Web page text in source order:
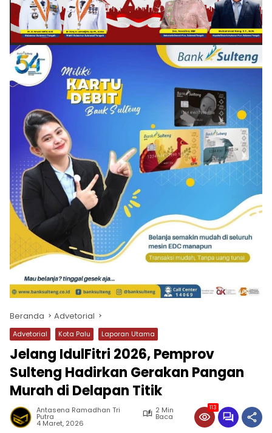
Beranda Advetorial
Advetorial Kota Palu Laporan Utama
Jelang IdulFitri 2026, Pemprov
Sulteng Hadirkan Gerakan Pangan
Murah di Delapan Titik
Antasena Ramadhan Tri
Putra
2 Min
Baca
4 Maret, 2026
113